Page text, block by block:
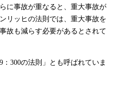
に事故が重なると、重大事故が
リッヒの法則では、重大事故を
故も減らす必要があるとされて
300の法則」とも呼ばれていま